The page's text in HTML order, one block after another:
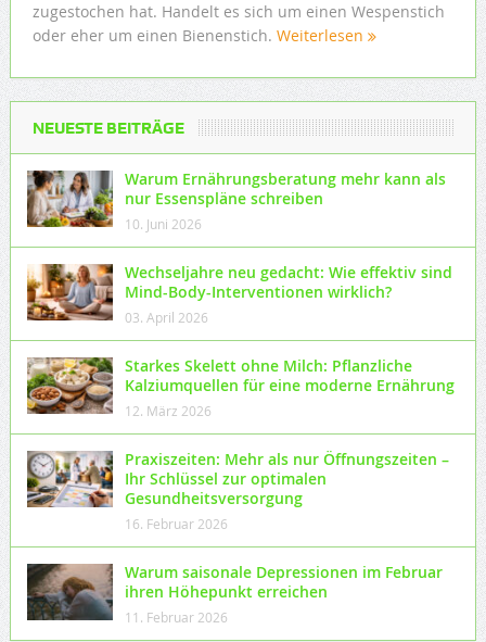
zugestochen hat. Handelt es sich um einen Wespenstich
oder eher um einen Bienenstich. Weiterlesen
NEUESTE BEITRÄGE
Warum Ernährungsberatung mehr kann als
nur Essenspläne schreiben
10. Juni 2026
Wechseljahre neu gedacht: Wie effektiv sind
Mind-Body-Interventionen wirklich?
03. April 2026
Starkes Skelett ohne Milch: Pflanzliche
Kalziumquellen für eine moderne Ernährung
12. März 2026
Praxiszeiten: Mehr als nur Öffnungszeiten –
Ihr Schlüssel zur optimalen
Gesundheitsversorgung
16. Februar 2026
Warum saisonale Depressionen im Februar
ihren Höhepunkt erreichen
11. Februar 2026